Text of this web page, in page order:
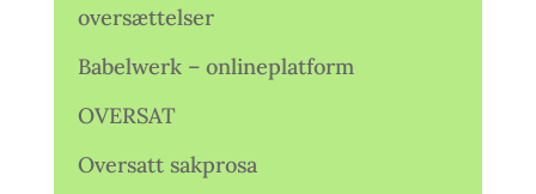
oversættelser
Babelwerk – onlineplatform
OVERSAT
Oversatt sakprosa